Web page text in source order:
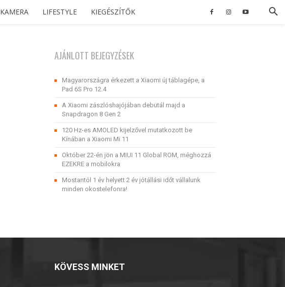
KAMERA LIFESTYLE KIEGÉSZÍTŐK
AJÁNLOTT BEJEGYZÉSEK
Magyarországra érkezett a Xiaomi új táblagépe, a
Pad 6S Pro 12.4
A Xiaomi zászlóshajójában debütál majd a
Snapdragon 8 Gen 2
120 Hz-es AMOLED kijelzővel mutatkozott be
Kínában a Xiaomi Mi 11
Október 22-én jön a MIUI 11 Global ROM, méghozzá
EZEKRE a mobilokra
Mostantól 1 év helyett 2 év jótállási időt vállalunk
minden okostelefonra!
KÖVESS MINKET